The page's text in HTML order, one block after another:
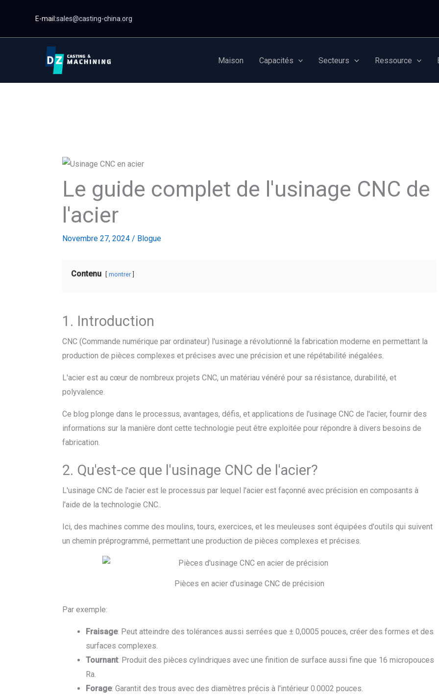
contenu
E-mail:sales@casting-china.org
Maison Capacités Secteurs Ressource
Le guide complet de l'usinage CNC de
l'acier
Novembre 27, 2024 / Blogue
Contenu montrer
1. Introduction
CNC (Commande numérique par ordinateur) l'usinage a révolutionné la fabrication moderne en permettant la
production de pièces complexes et précises avec une précision et une répétabilité inégalées.
L'acier est au cœur de nombreux projets CNC, un matériau vénéré pour sa résistance, durabilité, et
polyvalence.
Ce blog plonge dans le processus, avantages, défis, et applications de l'usinage CNC de l'acier, fournir des
informations sur la manière dont cette technologie peut être exploitée pour répondre à divers besoins de
fabrication.
2. Qu'est-ce que l'usinage CNC de l'acier?
L'usinage CNC de l'acier est le processus par lequel l'acier est façonné avec précision en composants à
l'aide de la technologie CNC..
Ici, des machines comme des moulins, tours, exercices, et les meuleuses sont équipées d'outils qui suivent
un chemin préprogrammé, permettant une production de pièces complexes et précises.
Pièces en acier d'usinage CNC de précision
Par exemple:
Fraisage: Peut atteindre des tolérances aussi serrées que ± 0,0005 pouces, créer des formes et des
surfaces complexes.
Tournant: Produit des pièces cylindriques avec une finition de surface aussi fine que 16 micropouces
Ra.
Forage: Garantit des trous avec des diamètres précis à l'intérieur 0.0002 pouces.